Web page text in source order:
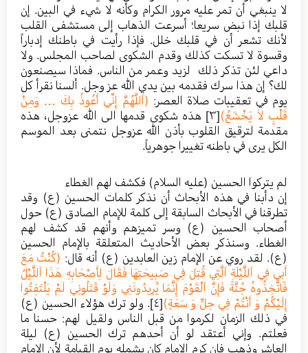
لا ينبغي أن تمر عليه مرور الكرام وكأنه لا شيء في البين. إن
قلبك إذا نبض سريعا؛ أسرعت الذهاب إلى مستشفى القلب
لأنك تشعر أن في قلبك خلل. فإذا رأيت في باطنك إدباراً
وقسوة لا تسكت كذلك وقدم الشكوى لصاحب المجلس. ولا
داعي لئن تذكر ذلك لزيد وعمر من الناس. فماذا سيصنعون
لك؟ إن هذا سرك فقدمه بين يدي الله عز وجل. ألسنا نقرأ كل
يوم في تعقيبات صلاة العصر: (اَللَّهُمَّ إِنِّي أَعُوذُ بِكَ … وَمِنْ
قَلْبٍ لاَ يَخْشَعُ)[٣]
هذه شكوى قدمها الى الله عزوجل، هذه
مقدمة لترقيق القلوب بأذن الله عزوجل نتمنى بعد الموسم
الكل يرى في باطنه تغييرا جوهرياً.
لم يتركوا الحسين (عليه السلام) فكشف لهم الغطاء
إن دأبنا في هذه الأبحاث أن نذكر كلمات الحسين (ع) وقد
تطرقنا في الأبحاث السابقة إلى كلمة للإمام الصادق (ع) حول
أصحاب الحسين (ع) وسر تميزهم وأنهم قد كشف لهم
الغطاء. وسنذكر بعض الأحاديث المتعلقة بالإمام الحسين
(ع). لقد روي عن الإمام زين العابدين (ع) أنه قال: (كُنْتُ مَعَ
أَبِي فِي اَللَّيْلَةِ اَلَّتِي قُتِلَ فِي صَبِيحَتِهَا فَقَالَ لِأَصْحَابِهِ هَذَا اَللَّيْلُ
فَاتَّخِذُوهُ جُنَّةً فَإِنَّ اَلْقَوْمَ إِنَّمَا يُرِيدُونَنِي وَلَوْ قَتَلُونِي لَمْ يَلْتَفِتُوا
إِلَيْكُمْ وَ أَنْتُمْ فِي حِلٍّ وَ سَعَةٍ)[٤]
. ولو ترك هؤلاء الحسين (ع)
في ذلك الزمان لكرموا من قبل الناس ولقيل لهم: حسنا ما
فعلتم. وإني أعتقد لو أن أحدهم ترك الحسين (ع) ليلة
العاشر وذهب فإن كرم الإمام كان يشمله يوم القيامة لأن الإمام